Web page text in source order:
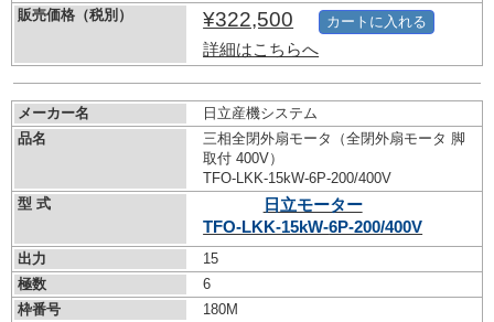
販売価格（税別）
¥322,500
詳細はこちらへ
カートに入れる
メーカー名
日立産機システム
品名
三相全閉外扇モータ（全閉外扇モータ 脚
取付 400V）
TFO-LKK-15kW-6P-200/400V
型 式
日立モーター
TFO-LKK-15kW-6P-200/400V
出力
15
極数
6
枠番号
180M